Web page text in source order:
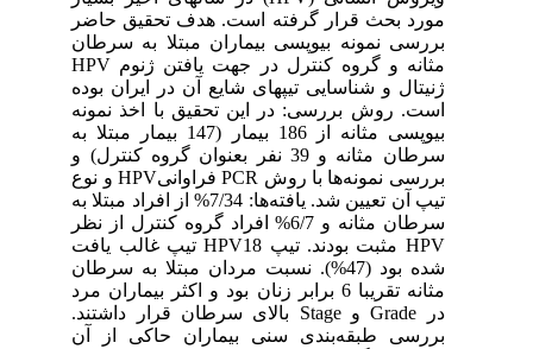
مورد بحث قرار گرفته است. هدف تحقیق حاضر
بررسی نمونه بیوپسی بیماران مبتلا به سرطان
مثانه و گروه کنترل در جهت یافتن ژنوم HPV
ژنیتال و شناسایی تیپهای شایع آن در ایران بوده
است. روش بررسی: در این تحقیق با اخذ نمونه
بیوپسی مثانه از 186 بیمار (147 بیمار مبتلا به
سرطان مثانه و 39 نفر بعنوان گروه کنترل) و
بررسی نمونه‌ها با روش PCR فراوانیHPV و نوع
تیپ آن تعیین شد. یافته‌ها: 7/34% از افراد مبتلا به
سرطان مثانه و 6/7% افراد گروه کنترل از نظر
HPV مثبت بودند. تیپ HPV18 تیپ غالب یافت
شده بود (47%). نسبت مردان مبتلا به سرطان
مثانه تقریبا 6 برابر زنان بود و اکثر بیماران مرد
در Grade و Stage بالای سرطان قرار داشتند.
بررسی طبقه‌بندی سنی بیماران حاکی از آن